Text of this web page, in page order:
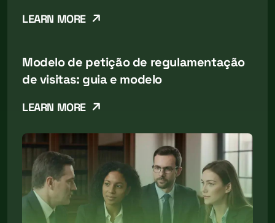
LEARN MORE
Modelo de petição de regulamentação
de visitas: guia e modelo
LEARN MORE